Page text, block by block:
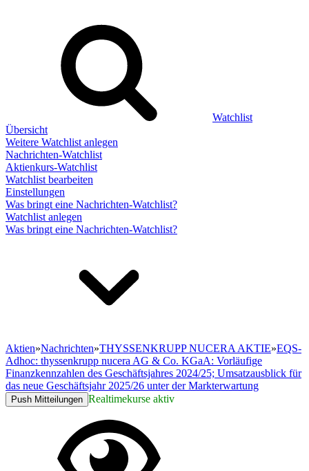
Watchlist
Übersicht
Weitere Watchlist anlegen
Nachrichten-Watchlist
Aktienkurs-Watchlist
Watchlist bearbeiten
Einstellungen
Was bringt eine Nachrichten-Watchlist?
Watchlist anlegen
Was bringt eine Nachrichten-Watchlist?
Aktien»Nachrichten»THYSSENKRUPP NUCERA AKTIE»EQS-
Adhoc: thyssenkrupp nucera AG & Co. KGaA: Vorläufige
Finanzkennzahlen des Geschäftsjahres 2024/25; Umsatzausblick für
das neue Geschäftsjahr 2025/26 unter der Markterwartung
Push Mitteilungen Realtimekurse aktiv